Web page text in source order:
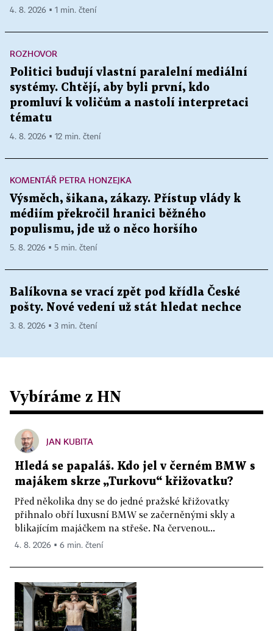
4. 8. 2026 ▪ 1 min. čtení
ROZHOVOR
Politici budují vlastní paralelní mediální
systémy. Chtějí, aby byli první, kdo
promluví k voličům a nastolí interpretaci
tématu
4. 8. 2026 ▪ 12 min. čtení
KOMENTÁŘ PETRA HONZEJKA
Výsměch, šikana, zákazy. Přístup vlády k
médiím překročil hranici běžného
populismu, jde už o něco horšího
5. 8. 2026 ▪ 5 min. čtení
Balíkovna se vrací zpět pod křídla České
pošty. Nové vedení už stát hledat nechce
3. 8. 2026 ▪ 3 min. čtení
Vybíráme z HN
JAN KUBITA
Hledá se papaláš. Kdo jel v černém BMW s
majákem skrze „Turkovu“ křižovatku?
Před několika dny se do jedné pražské křižovatky
přihnalo obří luxusní BMW se začerněnými skly a
blikajícím majáčkem na střeše. Na červenou...
4. 8. 2026 ▪ 6 min. čtení